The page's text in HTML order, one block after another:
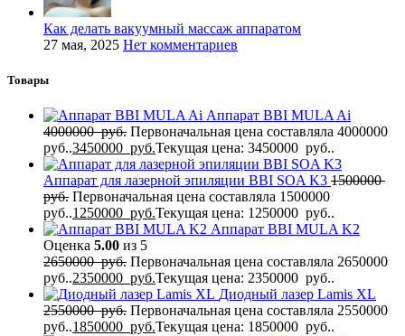
Как делать вакуумный массаж аппаратом
27 мая, 2025 Нет комментариев
Товары
Аппарат BBI MULA Ai
4000000руб. Первоначальная цена составляла 4000000
руб..3450000 руб.Текущая цена: 3450000 руб..
Аппарат для лазерной эпиляции BBI SOA K3 1500000
руб. Первоначальная цена составляла 1500000
руб..1250000 руб.Текущая цена: 1250000 руб..
Аппарат BBI MULA K2
Оценка 5.00 из 5
2650000руб. Первоначальная цена составляла 2650000
руб..2350000 руб.Текущая цена: 2350000 руб..
Диодный лазер Lamis XL
2550000руб. Первоначальная цена составляла 2550000
руб..1850000 руб.Текущая цена: 1850000 руб..